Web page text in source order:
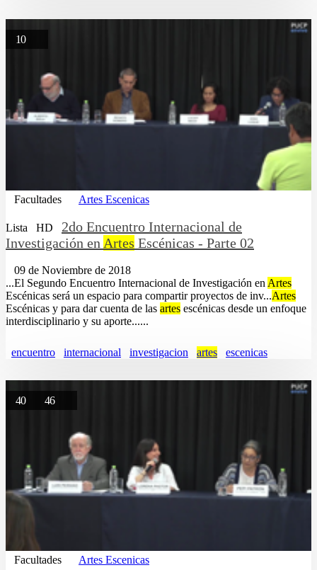
10
Facultades Artes Escenicas
Lista HD
2do Encuentro Internacional de
Investigación en Artes Escénicas - Parte 02
09 de Noviembre de 2018
...El Segundo Encuentro Internacional de Investigación en Artes
Escénicas será un espacio para compartir proyectos de inv...Artes
Escénicas y para dar cuenta de las artes escénicas desde un enfoque
interdisciplinario y su aporte......
encuentro internacional investigacion artes escenicas
40 46
Facultades Artes Escenicas